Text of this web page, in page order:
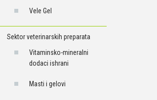
Vele Gel
Sektor veterinarskih preparata
Vitaminsko-mineralni
dodaci ishrani
Masti i gelovi